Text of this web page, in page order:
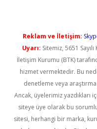
Reklam ve İletişim:
Uyarı: Sitemiz, 5651
İletişim Kurumu (BTK)
hizmet vermektedir. Bu
denetleme veya
Ancak, üyelerimiz yazdıkları
siteye üye olarak bu
sitesi, herhangi bir marka,